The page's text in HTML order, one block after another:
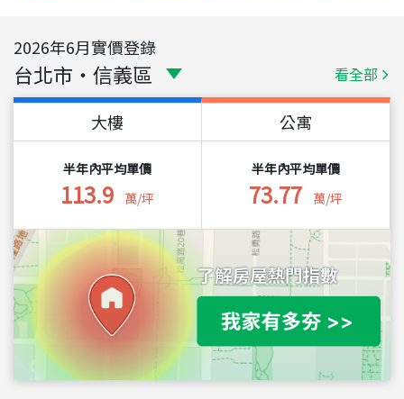
2026年6月實價登錄
台北市 ・ 信義區 看全部
大樓
半年內平均單價
113.9 萬/坪
公寓
半年內平均單價
73.77 萬/坪